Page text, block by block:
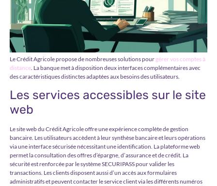
Le Crédit Agricole propose de nombreuses solutions pour gérer vos comptes à
distance . La banque met à disposition deux interfaces complémentaires avec
des caractéristiques distinctes adaptées aux besoins des utilisateurs.
Les services accessibles sur le site
web
Le site web du Crédit Agricole offre une expérience complète de gestion
bancaire. Les utilisateurs accèdent à leur synthèse bancaire et leurs opérations
via une interface sécurisée nécessitant une identification. La plateforme web
permet la consultation des offres d’épargne, d’assurance et de crédit. La
sécurité est renforcée par le système SECURIPASS pour valider les
transactions. Les clients disposent aussi d’un accès aux formulaires
administratifs et peuvent contacter le service client via les différents numéros